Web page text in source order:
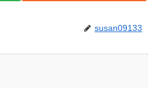
susan09133